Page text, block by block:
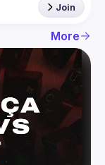
Join
More